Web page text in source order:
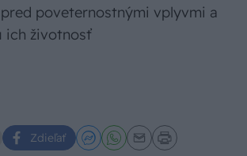
poveternostnými vplyvmi a
ich životnosť
Zdieľať